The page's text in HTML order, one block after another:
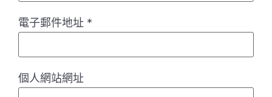
電子郵件地址 *
個人網站網址